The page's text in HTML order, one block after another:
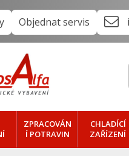
Objednat servis
ZPRACOVÁN
Í POTRAVIN
CHLADÍCÍ
ZAŘÍZENÍ